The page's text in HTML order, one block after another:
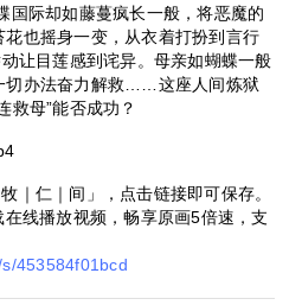
国际却如藤蔓疯长一般，将恶魔的
也摇身一变，从衣着打扮到言行
让目莲感到诧异。母亲如蝴蝶一般
切办法奋力解救……这座人间炼狱
救母”能否成功？
｜仁｜间」，点击链接即可保存。
线播放视频，畅享原画5倍速，支
453584f01bcd